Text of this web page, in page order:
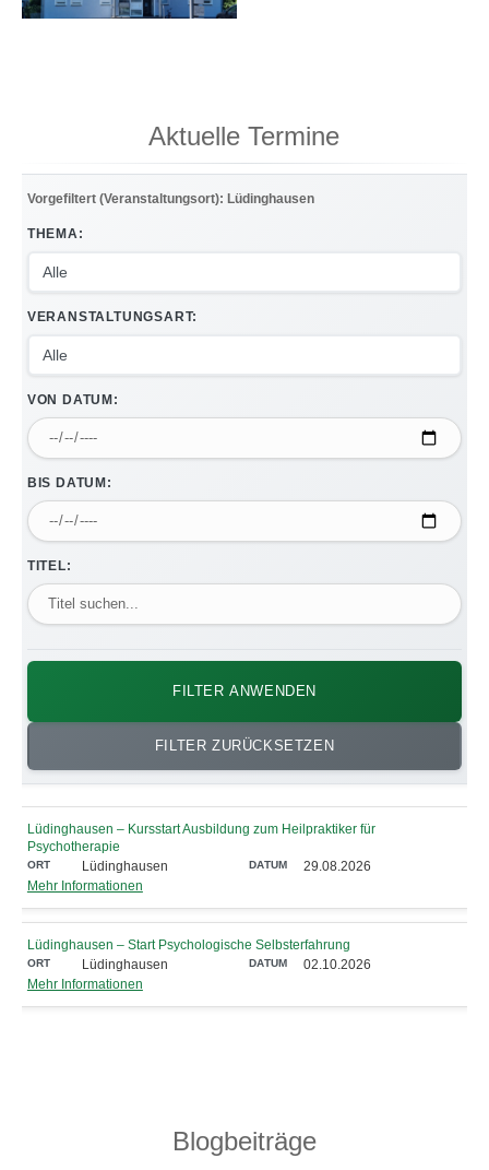
Aktuelle Termine
Vorgefiltert (Veranstaltungsort): Lüdinghausen
THEMA:
VERANSTALTUNGSART:
VON DATUM:
BIS DATUM:
TITEL:
FILTER ANWENDEN
FILTER ZURÜCKSETZEN
Lüdinghausen – Kursstart Ausbildung zum Heilpraktiker für
Psychotherapie
Lüdinghausen
29.08.2026
Mehr Informationen
Lüdinghausen – Start Psychologische Selbsterfahrung
Lüdinghausen
02.10.2026
Mehr Informationen
Blogbeiträge